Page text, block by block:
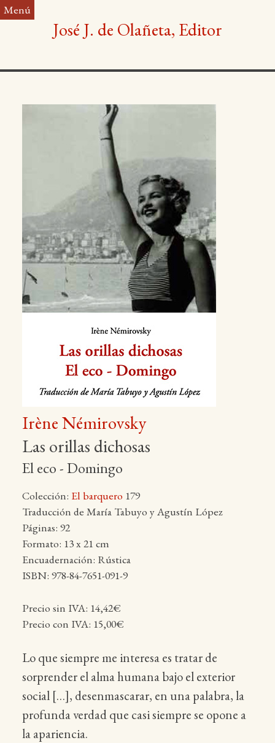
Saltar
al
José J. de Olañeta, Editor
Menú
Irène Némirovsky
Las orillas dichosas
El eco - Domingo
Colección: El barquero 179
Traducción de María Tabuyo y Agustín López
Páginas: 92
Formato: 13 x 21 cm
Encuadernación: Rústica
ISBN: 978-84-7651-091-9
Precio sin IVA: 14,42€
Precio con IVA: 15,00€
Lo que siempre me interesa es tratar de
sorprender el alma humana bajo el exterior
social […], desenmascarar, en una palabra, la
profunda verdad que casi siempre se opone a
la apariencia.